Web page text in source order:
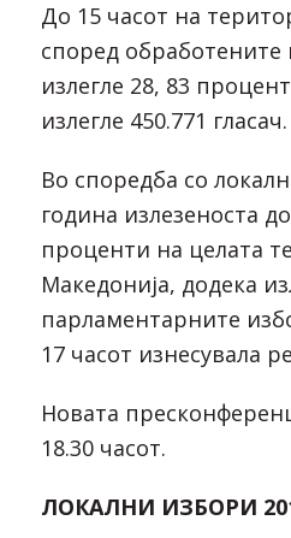
До 15 часот на
според
излегле 28, 83
излегле 450.771 гласач.
Во споредба со
година излезеноста
проценти на целата
Македонија, додека
парламентарните
17 часот изнесувала
Новата
18.30 часот.
ЛОКАЛНИ ИЗБОРИ